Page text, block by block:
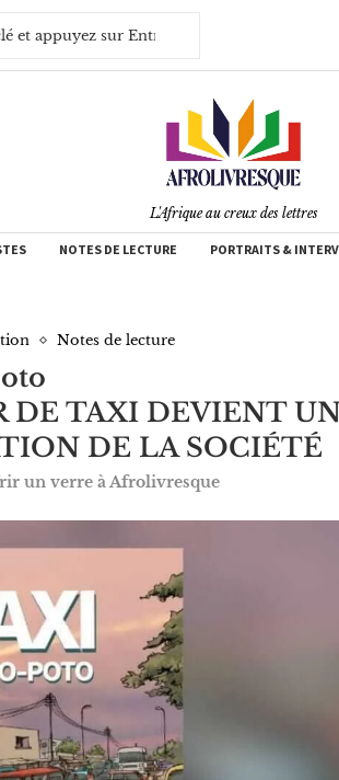
L'Afrique au creux des lettres
NOTES DE LECTURE PORTRAITS &
Notes de lecture
DE TAXI DEVIENT
DE LA SOCIÉTÉ
un verre à Afrolivresque